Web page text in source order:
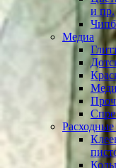
и пр.
Медиа